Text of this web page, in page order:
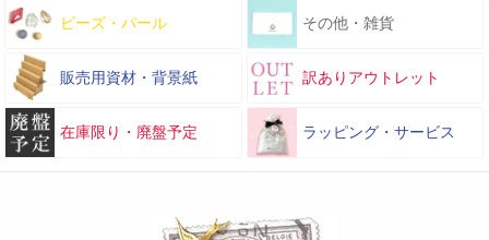
ビーズ・パール その他・雑貨
販売用資材・背景紙 訳ありアウトレット
在庫限り・廃盤予定 ラッピング・サービス